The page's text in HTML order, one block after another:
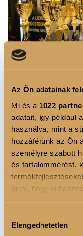
Az Ön adatainak
Mi és a 1022
adatait, így például
használva, mint a
hozzáférünk az Ön
személyre szabott
és tartalommérést,
arról, hogy ki
kiválasztása
Elengedhetetlen
A fodrászoknégy
tudásukat:Női
Menyasszonyi haj és
versenyszám más-
résztvevők elé, a
színválasztás
megoldásokig.
szakemberek voltak,